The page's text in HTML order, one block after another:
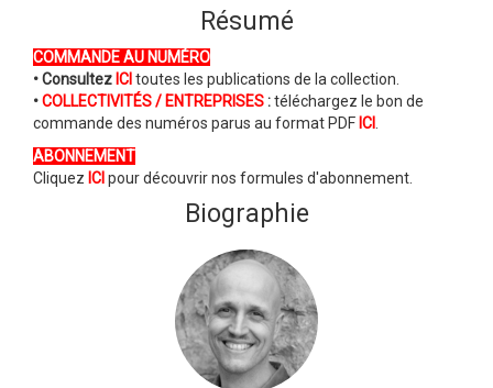
Résumé
COMMANDE AU NUMÉRO
• Consultez ICI toutes les publications de la collection.
•COLLECTIVITÉS / ENTREPRISES :téléchargez le bon de
commande des numéros parus au format PDF ICI
ABONNEMENT
Cliquez ICI pour découvrir nos formules d'abonnement.
Biographie